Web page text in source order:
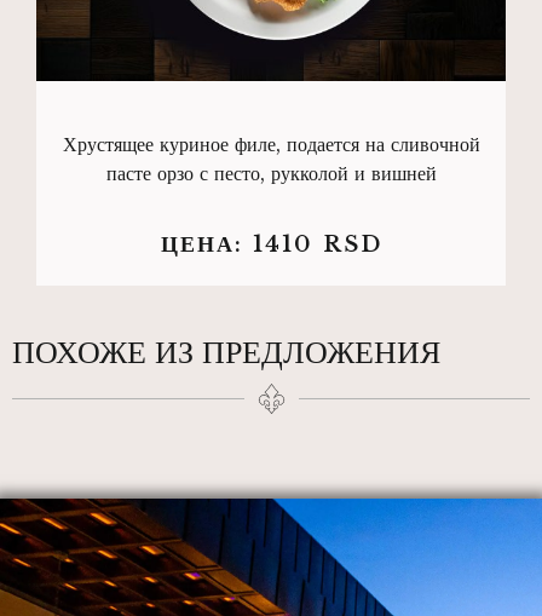
Хрустящее куриное филе, подается на сливочной
пасте орзо с песто, рукколой и вишней
ЦЕНА: 1410 RSD
ПОХОЖЕ ИЗ ПРЕДЛОЖЕНИЯ